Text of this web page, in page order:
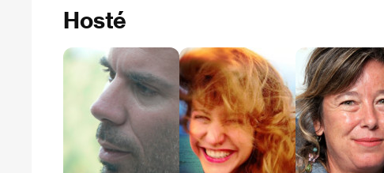
Hosté